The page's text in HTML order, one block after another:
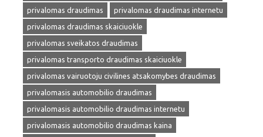
privalomas draudimas
privalomas draudimas internetu
privalomas draudimas skaiciuokle
privalomas sveikatos draudimas
privalomas transporto draudimas skaiciuokle
privalomas vairuotoju civilines atsakomybes draudimas
privalomasis automobilio draudimas
privalomasis automobilio draudimas internetu
privalomasis automobilio draudimas kaina